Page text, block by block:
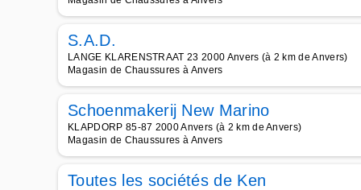
S.A.D.
LANGE KLARENSTRAAT 23 2000 Anvers (à 2 km de Anvers)
Magasin de Chaussures à Anvers
Schoenmakerij New Marino
KLAPDORP 85-87 2000 Anvers (à 2 km de Anvers)
Magasin de Chaussures à Anvers
Toutes les sociétés de Ken